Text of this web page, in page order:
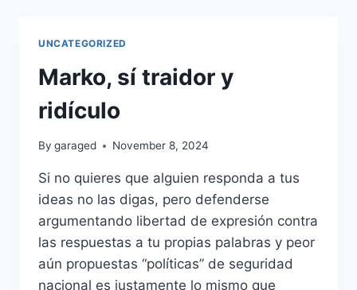
UNCATEGORIZED
Marko, sí traidor y
ridículo
By garaged November 8, 2024
Si no quieres que alguien responda a tus
ideas no las digas, pero defenderse
argumentando libertad de expresión contra
las respuestas a tu propias palabras y peor
aún propuestas “políticas” de seguridad
nacional es justamente lo mismo que